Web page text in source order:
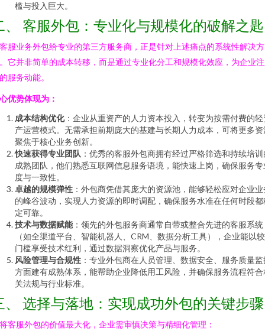
槛与投入巨大。
、 客服外包：专业化与规模化的破解之匙
服业务外包给专业的第三方服务商，正是针对上述痛点的系统性解决方
它并非简单的成本转移，而是通过专业化分工和规模化效应，为企业
服务动能。
优势体现为：
成本结构优化：企业从重资产的人力资本投入，转变为按需付费的轻
产运营模式。无需承担前期庞大的基建与长期人力成本，可将更多资
聚焦于核心业务创新。
快速获得专业团队 ：优秀的客服外包商拥有经过严格筛选和持续培
成熟团队，他们熟悉互联网信息服务语境，能快速上岗，确保服务专
度与一致性。
卓越的规模弹性 ：外包商凭借其庞大的资源池，能够轻松应对企业业
的峰谷波动，实现人力资源的即时调配，确保服务水准在任何时段都
定可靠。
技术与数据赋能：领先的外包服务商通常自带或整合先进的客服系统
（如全渠道平台、智能机器人、CRM、数据分析工具），企业能以
门槛享受技术红利，通过数据洞察优化产品与服务。
风险管理与合规性 ：专业外包商在人员管理、数据安全、服务质量
方面建有成熟体系，能帮助企业降低用工风险，并确保服务流程符合
关法规与行业标准。
、 选择与落地：实现成功外包的关键步骤
客服外包的价值最大化，企业需审慎决策与精细化管理：